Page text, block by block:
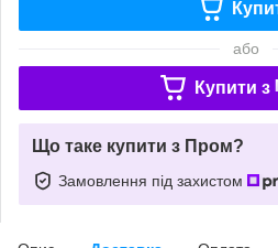
або
Купити з
Що таке купити з Пром?
Замовлення під захистом